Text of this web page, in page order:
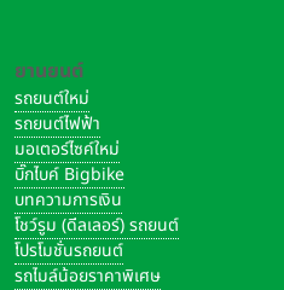
ยานยนต์
รถยนต์ใหม่
รถยนต์ไฟฟ้า
มอเตอร์ไซค์ใหม่
บิ๊กไบค์ Bigbike
บทความการเงิน
โชว์รูม (ดีลเลอร์) รถยนต์
โปรโมชั่นรถยนต์
รถไมล์น้อยราคาพิเศษ